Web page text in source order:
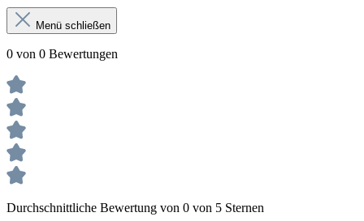
Menü schließen
0 von 0 Bewertungen
Durchschnittliche Bewertung von 0 von 5 Sternen